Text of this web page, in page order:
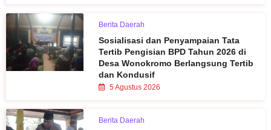
Berita Daerah
Sosialisasi dan Penyampaian Tata
Tertib Pengisian BPD Tahun 2026 di
Desa Wonokromo Berlangsung Tertib
dan Kondusif
5 Agustus 2026
Berita Daerah